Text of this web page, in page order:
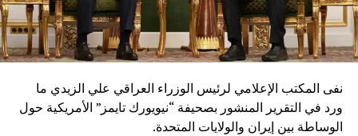
نفى المكتب الإعلامي لرئيس الوزراء العراقي علي الزيدي ما
ورد في التقرير المنشور بصحيفة “نيويورك تايمز” الأمريكية حول
الوساطة بين إيران والولايات المتحدة.